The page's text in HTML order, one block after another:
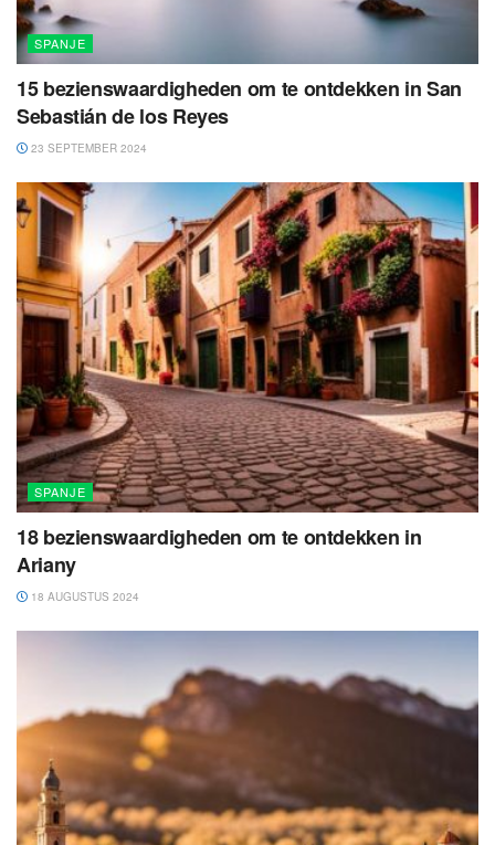
SPANJE
15 bezienswaardigheden om te ontdekken in San
Sebastián de los Reyes
23 SEPTEMBER 2024
SPANJE
18 bezienswaardigheden om te ontdekken in
Ariany
18 AUGUSTUS 2024